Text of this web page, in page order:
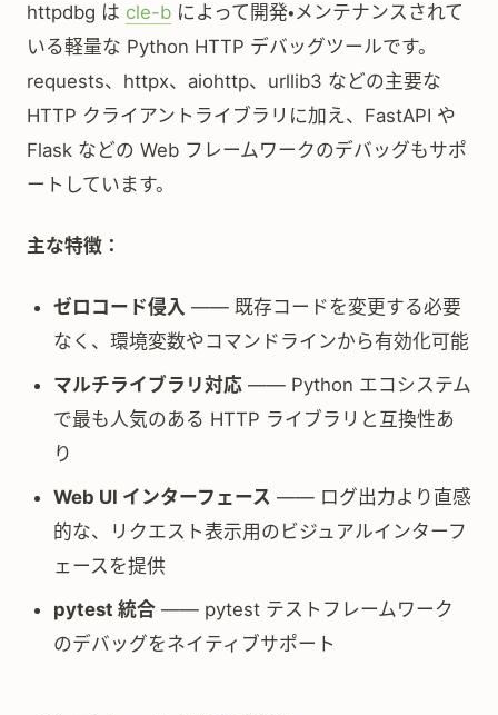
httpdbg は cle-b によって開発・メンテナンスされて
いる軽量な Python HTTP デバッグツールです。
requests、httpx、aiohttp、urllib3 などの主要な
HTTP クライアントライブラリに加え、FastAPI や
Flask などの Web フレームワークのデバッグもサポ
ートしています。
主な特徴：
ゼロコード侵入 —— 既存コードを変更する必要
なく、環境変数やコマンドラインから有効化可能
マルチライブラリ対応 —— Python エコシステム
で最も人気のある HTTP ライブラリと互換性あ
り
Web UI インターフェース —— ログ出力より直感
的な、リクエスト表示用のビジュアルインターフ
ェースを提供
pytest 統合 —— pytest テストフレームワーク
のデバッグをネイティブサポート